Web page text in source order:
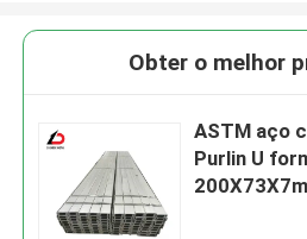
Obter o melhor
ASTM aço
Purlin U